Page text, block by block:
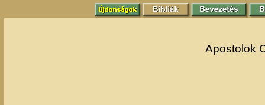
Apostolok